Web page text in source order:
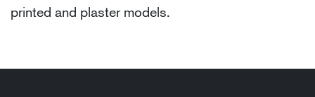
printed and plaster models.